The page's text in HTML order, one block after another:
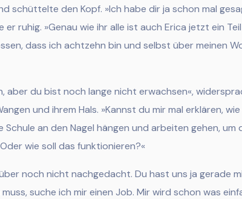
schüttelte den Kopf. »Ich habe dir ja schon mal
ruhig. »Genau wie ihr alle ist auch Erica jetzt ein Teil
dass ich achtzehn bin und selbst über meinen
aber du bist noch lange nicht erwachsen«,
und ihrem Hals. »Kannst du mir mal erklären,
an den Nagel hängen und arbeiten gehen, um
wie soll das funktionieren?«
noch nicht nachgedacht. Du hast uns ja gerade
suche ich mir einen Job. Mir wird schon was